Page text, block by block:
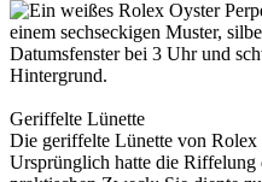
Geriffelte Lünette
Die geriffelte Lünette von Rolex
Ursprünglich hatte die Riffelung